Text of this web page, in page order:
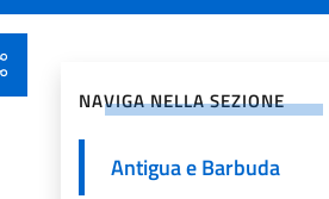
NAVIGA NELLA SEZIONE
Antigua e Barbuda